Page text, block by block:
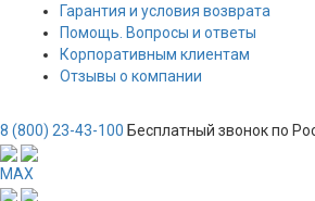
Гарантия и условия возврата
Помощь. Вопросы и ответы
Корпоративным клиентам
Отзывы о компании
8 (800) 23-43-100 Бесплатный звонок по
MAX